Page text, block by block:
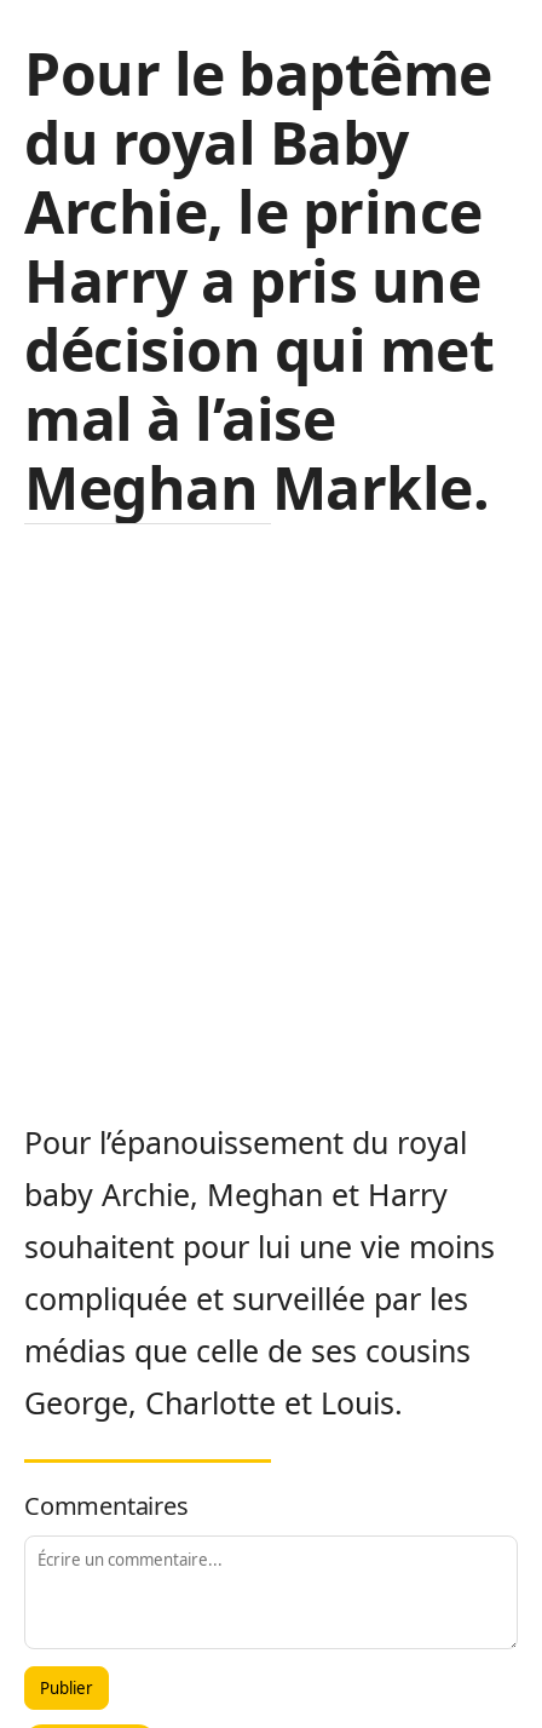
Pour le baptême
du royal Baby
Archie, le prince
Harry a pris une
décision qui met
mal à l’aise
Meghan Markle.
Pour l’épanouissement du royal
baby Archie, Meghan et Harry
souhaitent pour lui une vie moins
compliquée et surveillée par les
médias que celle de ses cousins
George, Charlotte et Louis.
Commentaires
Publier